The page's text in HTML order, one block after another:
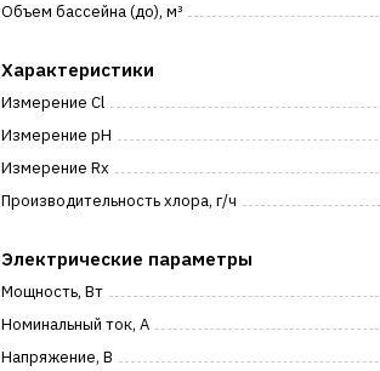
Объем бассейна (до), м³
Характеристики
Измерение Cl
Измерение pH
Измерение Rx
Производительность хлора, г/ч
Электрические параметры
Мощность, Вт
Номинальный ток, А
Напряжение, В